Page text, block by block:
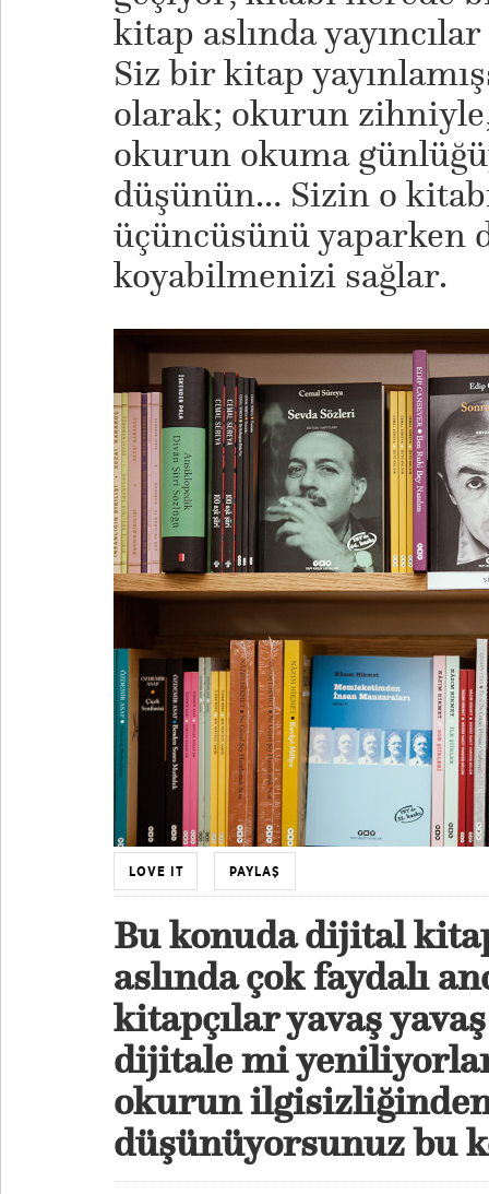
kitap aslında
Siz bir kitap
olarak; okurun zihniyle,
okurun okuma
düşünün… Sizin o
üçüncüsünü yaparken
koyabilmenizi sağlar.
LOVE IT PAYLAŞ
Bu konuda dijital
aslında çok faydalı
kitapçılar yavaş
dijitale mi
okurun ilgisizliğinden
düşünüyorsunuz bu